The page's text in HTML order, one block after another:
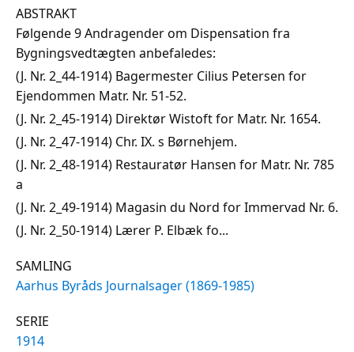
ABSTRAKT
Følgende 9 Andragender om Dispensation fra
Bygningsvedtægten anbefaledes:
(J. Nr. 2_44-1914) Bagermester Cilius Petersen for
Ejendommen Matr. Nr. 51-52.
(J. Nr. 2_45-1914) Direktør Wistoft for Matr. Nr. 1654.
(J. Nr. 2_47-1914) Chr. IX. s Børnehjem.
(J. Nr. 2_48-1914) Restauratør Hansen for Matr. Nr. 785
a
(J. Nr. 2_49-1914) Magasin du Nord for Immervad Nr. 6.
(J. Nr. 2_50-1914) Lærer P. Elbæk fo...
SAMLING
Aarhus Byråds Journalsager (1869-1985)
SERIE
1914